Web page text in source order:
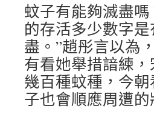
蚊子有能夠滅盡嗎
的存活多少數字
盡。”趙彤言以為
有看她舉措諳練
幾百種蚊種，今
子也會順應周遭